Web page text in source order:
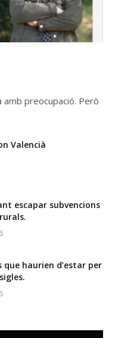
preocupació. Però
Valencià
escapar subvencions
que haurien d’estar per